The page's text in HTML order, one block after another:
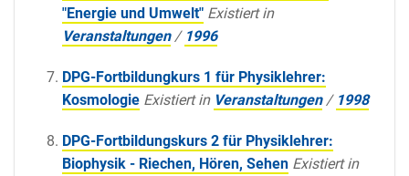
"Energie und Umwelt" Existiert in
Veranstaltungen / 1996
DPG-Fortbildungkurs 1 für Physiklehrer:
Kosmologie Existiert in Veranstaltungen / 1998
DPG-Fortbildungskurs 2 für Physiklehrer:
Biophysik - Riechen, Hören, Sehen Existiert in